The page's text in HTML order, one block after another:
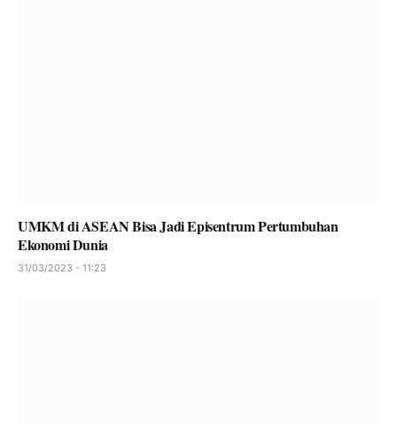
UMKM di ASEAN Bisa Jadi Episentrum Pertumbuhan
Ekonomi Dunia
31/03/2023 - 11:23